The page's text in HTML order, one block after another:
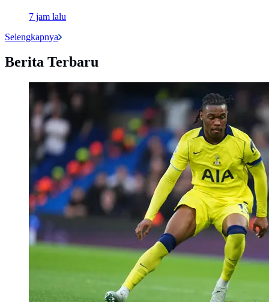
7 jam lalu
Selengkapnya
Berita Terbaru